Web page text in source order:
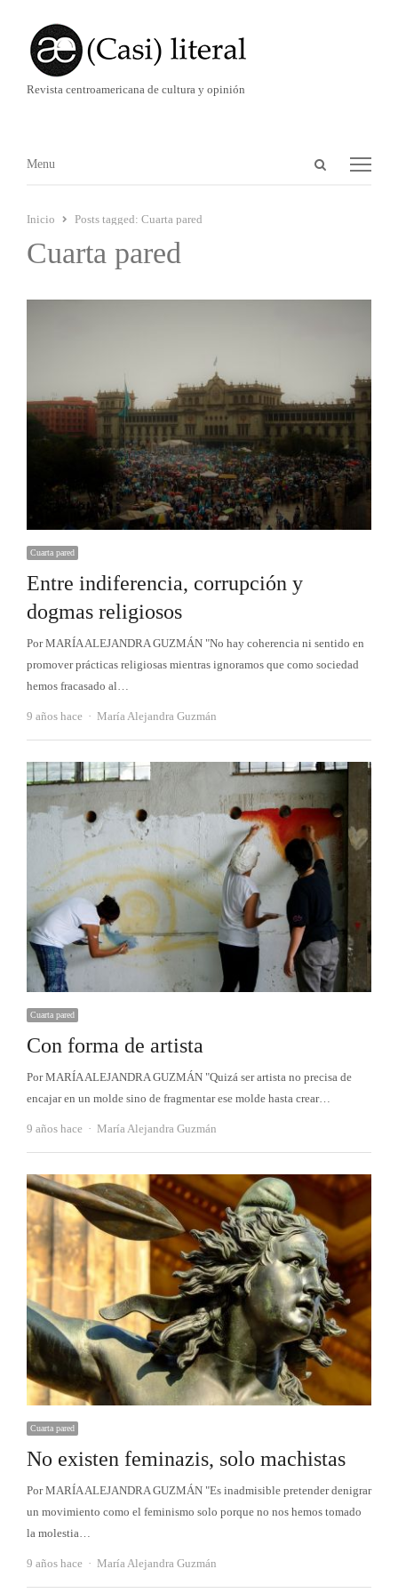
Revista centroamericana de cultura y opinión
Abrir
Menú
Menu
Inicio Posts tagged: Cuarta pared
Cuarta pared
Cuarta pared
Entre indiferencia, corrupción y
dogmas religiosos
Por MARÍA ALEJANDRA GUZMÁN "No hay coherencia ni sentido en
promover prácticas religiosas mientras ignoramos que como sociedad
hemos fracasado al…
9 años hace Autor
María Alejandra Guzmán
Cuarta pared
Con forma de artista
Por MARÍA ALEJANDRA GUZMÁN "Quizá ser artista no precisa de
encajar en un molde sino de fragmentar ese molde hasta crear…
9 años hace Autor
María Alejandra Guzmán
Cuarta pared
No existen feminazis, solo machistas
Por MARÍA ALEJANDRA GUZMÁN "Es inadmisible pretender denigrar
un movimiento como el feminismo solo porque no nos hemos tomado
la molestia…
9 años hace Autor
María Alejandra Guzmán